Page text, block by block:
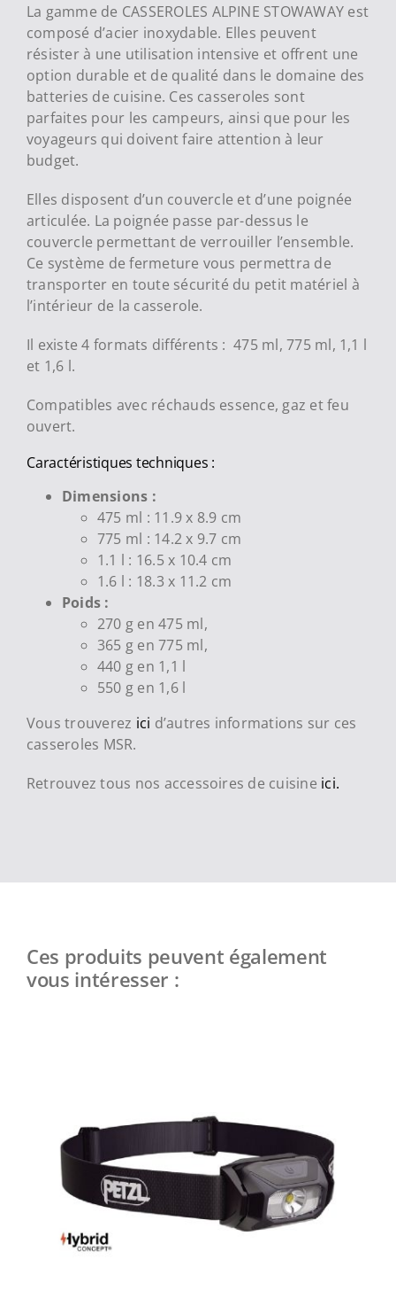
La gamme de CASSEROLES ALPINE STOWAWAY est
composé d’acier inoxydable. Elles peuvent
résister à une utilisation intensive et offrent une
option durable et de qualité dans le domaine des
batteries de cuisine. Ces casseroles sont
parfaites pour les campeurs, ainsi que pour les
voyageurs qui doivent faire attention à leur
budget.
Elles disposent d’un couvercle et d’une poignée
articulée. La poignée passe par-dessus le
couvercle permettant de verrouiller l’ensemble.
Ce système de fermeture vous permettra de
transporter en toute sécurité du petit matériel à
l’intérieur de la casserole.
Il existe 4 formats différents : 475 ml, 775 ml, 1,1 l
et 1,6 l.
Compatibles avec réchauds essence, gaz et feu
ouvert.
Caractéristiques techniques :
Dimensions :
475 ml : 11.9 x 8.9 cm
775 ml : 14.2 x 9.7 cm
1.1 l : 16.5 x 10.4 cm
1.6 l : 18.3 x 11.2 cm
Poids :
270 g en 475 ml,
365 g en 775 ml,
440 g en 1,1 l
550 g en 1,6 l
Vous trouverez ici d’autres informations sur ces
casseroles MSR.
Retrouvez tous nos accessoires de cuisine ici.
Ces produits peuvent également
vous intéresser :